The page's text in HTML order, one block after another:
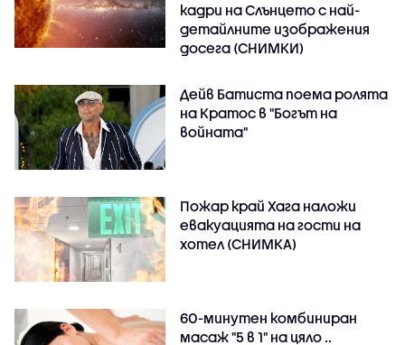
кадри на Слънцето с най-
детайлните изображения
досега (СНИМКИ)
Дейв Батиста поема ролята
на Кратос в "Богът на
войната"
Пожар край Хага наложи
евакуацията на гости на
хотел (СНИМКА)
60-минутен комбиниран
масаж "5 в 1" на цяло ..